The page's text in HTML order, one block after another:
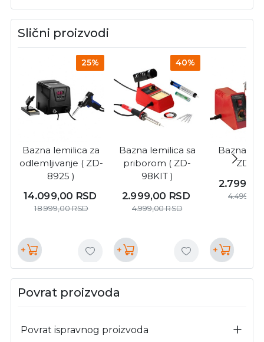
Slični proizvodi
25%
Bazna lemilica za
odlemljivanje ( ZD-
8925 )
14.099,00 RSD
18.999,00RSD
+
40%
Bazna lemilica sa
priborom ( ZD-
98KIT )
2.999,00 RSD
4.999,00RSD
+
Bazna
ZD-
2.799,00
4.499,00
+
Povrat proizvoda
Povrat ispravnog proizvoda